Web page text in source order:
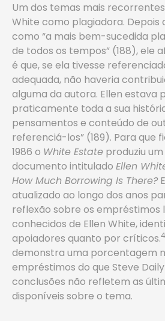
Um dos temas mais
White como plagiadora. Depois
como “a mais bem-sucedida
de todos os tempos” (188), ele
é que, se ela tivesse
adequada, não haveria
alguma da autora. Ellen estava
praticamente toda a sua
pensamentos e conteúdo de
referenciá-los” (189). Para que
1986 o White Estate ­produziu
documento intitulado Ellen
How Much Borrowing Is There?
atualizado ao longo dos anos
reflexão sobre os empréstimos
conhecidos de Ellen White,
apoiadores quanto por críticos.
demonstra uma porcentagem
empréstimos do que Steve
conclusões não refletem as
disponíveis sobre o tema.